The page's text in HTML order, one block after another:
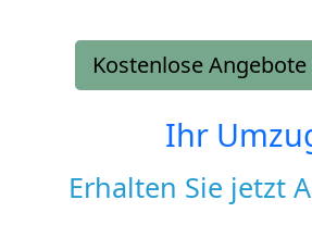
Kostenlose
Ihr
Erhalten Sie jetzt